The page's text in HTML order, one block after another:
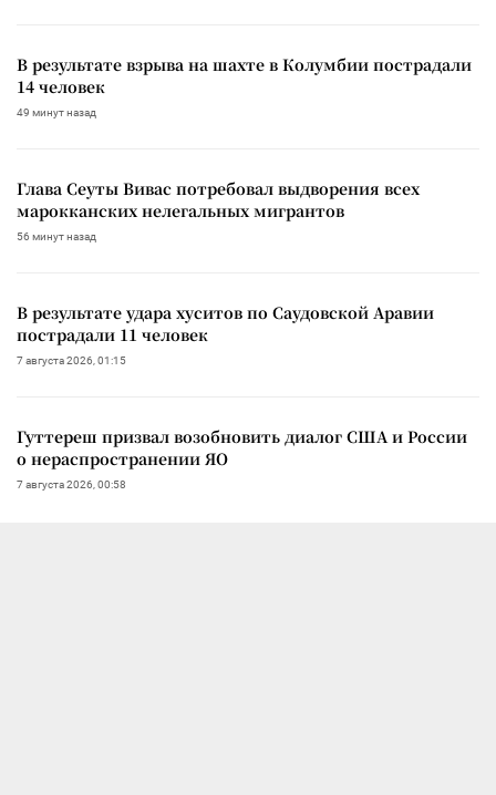
В результате взрыва на шахте в Колумбии пострадали
14 человек
49 минут назад
Глава Сеуты Вивас потребовал выдворения всех
марокканских нелегальных мигрантов
56 минут назад
В результате удара хуситов по Саудовской Аравии
пострадали 11 человек
7 августа 2026, 01:15
Гуттереш призвал возобновить диалог США и России
о нераспространении ЯО
7 августа 2026, 00:58